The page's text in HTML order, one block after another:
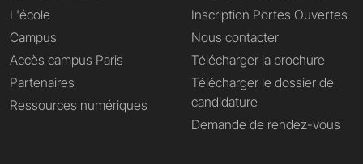
L'école
Campus
Accès campus Paris
Partenaires
Ressources numériques
Inscription Portes Ouvertes
Nous contacter
Télécharger la brochure
Télécharger le dossier de
candidature
Demande de rendez-vous